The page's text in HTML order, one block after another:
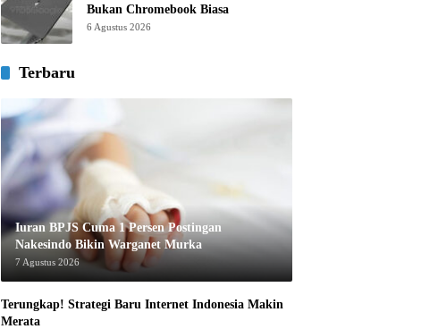
Bukan Chromebook Biasa
6 Agustus 2026
Terbaru
Iuran BPJS Cuma 1 Persen Postingan
Nakesindo Bikin Warganet Murka
7 Agustus 2026
Terungkap! Strategi Baru Internet Indonesia Makin
Merata